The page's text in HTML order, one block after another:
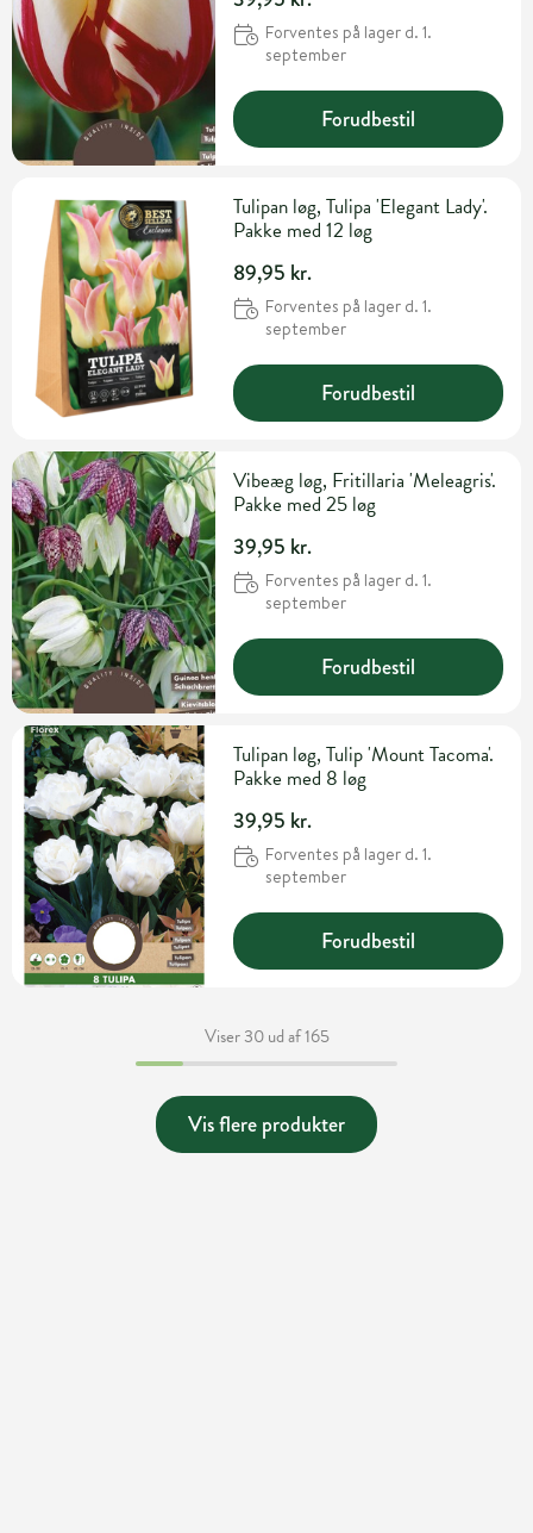
Forventes på lager d. 1.
september
Forudbestil
Tulipan løg, Tulipa 'Elegant Lady'.
Pakke med 12 løg
89,95 kr.
Forventes på lager d. 1.
september
Forudbestil
Vibeæg løg, Fritillaria 'Meleagris'.
Pakke med 25 løg
39,95 kr.
Forventes på lager d. 1.
september
Forudbestil
Tulipan løg, Tulip 'Mount Tacoma'.
Pakke med 8 løg
39,95 kr.
Forventes på lager d. 1.
september
Forudbestil
Viser 30 ud af 165
Vis flere produkter